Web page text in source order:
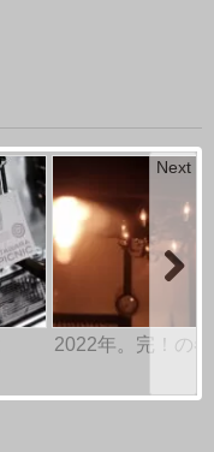
2022年。完！の巻
Next